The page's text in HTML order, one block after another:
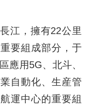
，擁有22公里
要組成部分，于
應用5G、北斗、
自動化、生産管
運中心的重要組